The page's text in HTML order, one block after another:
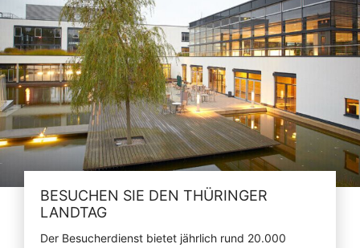
BESUCHEN SIE DEN THÜRINGER
LANDTAG
Der Besucherdienst bietet jährlich rund 20.000